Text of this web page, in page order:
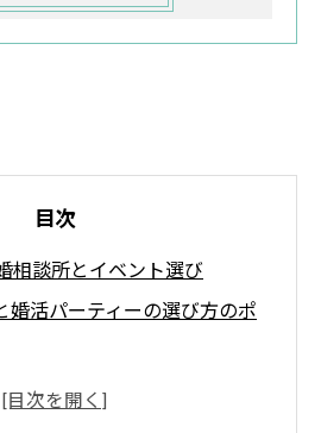
目次
相談所とイベント選び
婚活パーティーの選び方のポ
出会いを叶える相談所探し